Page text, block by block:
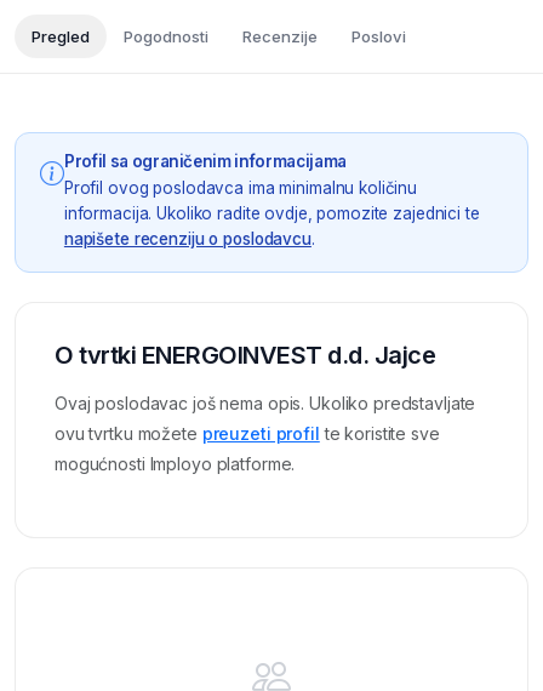
Pregled Pogodnosti Recenzije Poslovi
Profil sa ograničenim informacijama
Profil ovog poslodavca ima minimalnu količinu
informacija. Ukoliko radite ovdje, pomozite zajednici te
napišete recenziju o poslodavcu.
O tvrtki ENERGOINVEST d.d. Jajce
Ovaj poslodavac još nema opis. Ukoliko predstavljate
ovu tvrtku možete preuzeti profil te koristite sve
mogućnosti Imployo platforme.